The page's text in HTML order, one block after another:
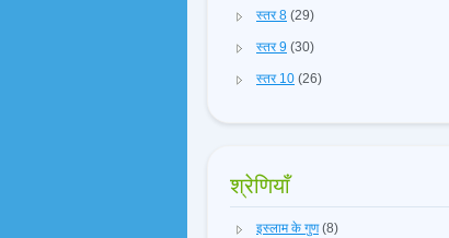
स्तर 8 (29)
स्तर 9 (30)
स्तर 10 (26)
श्रेणियाँ
इस्लाम के गुण (8)